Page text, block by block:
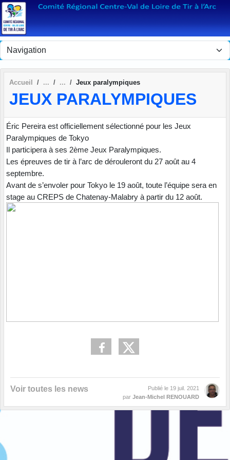
Accueil Jeux paralympiques
JEUX PARALYMPIQUES
Éric Pereira est officiellement sélectionné pour les Jeux
Paralympiques de Tokyo
Il participera à ses 2ème Jeux Paralympiques.
Les épreuves de tir à l’arc de dérouleront du 27 août au 4
septembre.
Avant de s’envoler pour Tokyo le 19 août, toute l’équipe sera en
stage au CREPS de Chatenay-Malabry à partir du 12 août.
Voir toutes les news Publié le 19 juil. 2021
par Jean-Michel RENOUARD
Panneau de gestion des cookies